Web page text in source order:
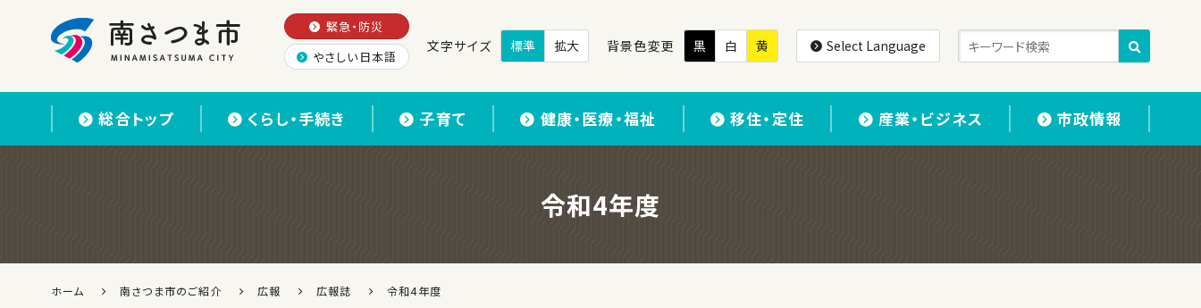
緊急・防災
やさしい日本語
文字サイズ 標準 拡大 背景色変更 黒 白 黄 Select Language
総合トップ くらし・手続き 子育て 健康・医療・福祉 移住・定住 産業・ビジネス 市政情報
令和4年度
ホーム 南さつま市のご紹介 広報 広報誌 令和4年度